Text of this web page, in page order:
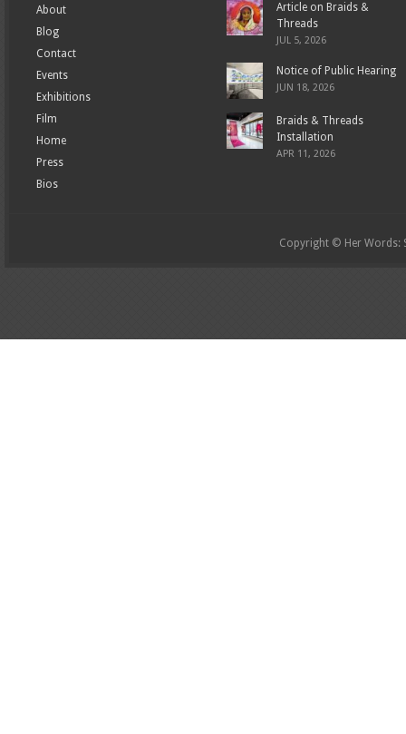
About
Blog
Contact
Events
Exhibitions
Film
Home
Press
Bios
Article on Braids &
Threads
JUL 5, 2026
Notice of Public Hearing
JUN 18, 2026
Braids & Threads
Installation
APR 11, 2026
Copyright © Her Words: